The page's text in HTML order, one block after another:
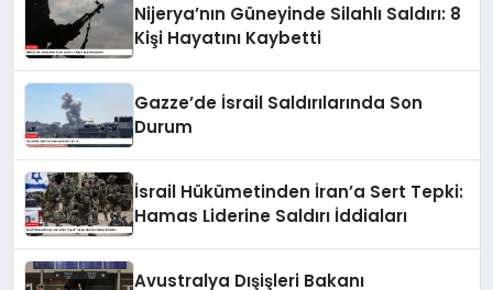
Nijerya’nın Güneyinde Silahlı Saldırı: 8
Kişi Hayatını Kaybetti
Gazze’de İsrail Saldırılarında Son
Durum
İsrail Hükümetinden İran’a Sert Tepki:
Hamas Liderine Saldırı İddiaları
Avustralya Dışişleri Bakanı